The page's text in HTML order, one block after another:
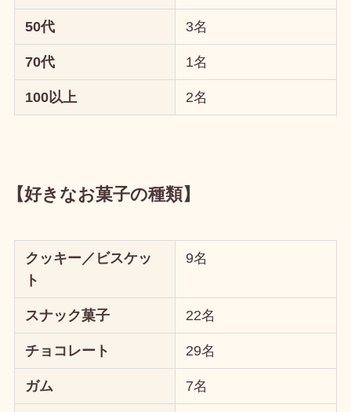
50代 3名
70代 1名
100以上 2名
【好きなお菓子の種類】
クッキー／ビスケッ
ト
9名
スナック菓子 22名
チョコレート 29名
ガム 7名